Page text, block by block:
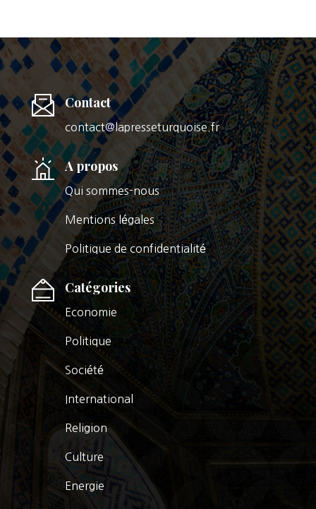
Contact
contact@lapresseturquoise.fr
A propos
Qui sommes-nous
Mentions légales
Politique de confidentialité
Catégories
Economie
Politique
Société
International
Religion
Culture
Energie